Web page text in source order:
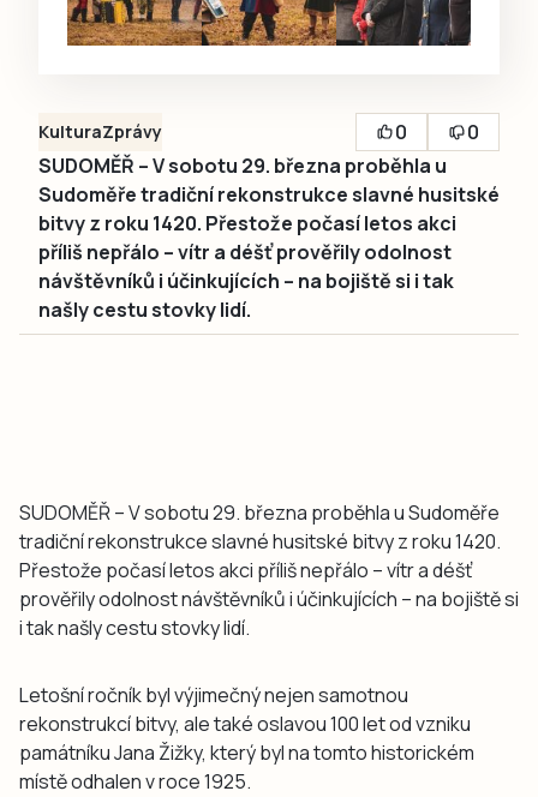
KulturaZprávy 0
0
SUDOMĚŘ – V sobotu 29. března proběhla u
Sudoměře tradiční rekonstrukce slavné husitské
bitvy z roku 1420. Přestože počasí letos akci
příliš nepřálo – vítr a déšť prověřily odolnost
návštěvníků i účinkujících – na bojiště si i tak
našly cestu stovky lidí.
SUDOMĚŘ – V sobotu 29. března proběhla u Sudoměře
tradiční rekonstrukce slavné husitské bitvy z roku 1420.
Přestože počasí letos akci příliš nepřálo – vítr a déšť
prověřily odolnost návštěvníků i účinkujících – na bojiště si
i tak našly cestu stovky lidí.
Letošní ročník byl výjimečný nejen samotnou
rekonstrukcí bitvy, ale také oslavou 100 let od vzniku
památníku Jana Žižky, který byl na tomto historickém
místě odhalen v roce 1925.